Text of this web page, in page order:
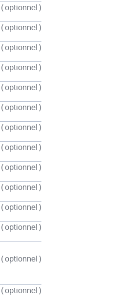
( optionnel )
( optionnel )
( optionnel )
( optionnel )
( optionnel )
( optionnel )
( optionnel )
( optionnel )
( optionnel )
( optionnel )
( optionnel )
( optionnel )
( optionnel )
( optionnel )